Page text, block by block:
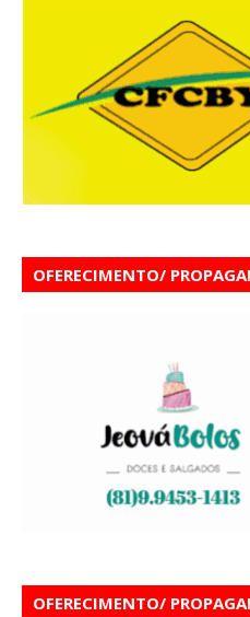
OFERECIMENTO/
OFERECIMENTO/